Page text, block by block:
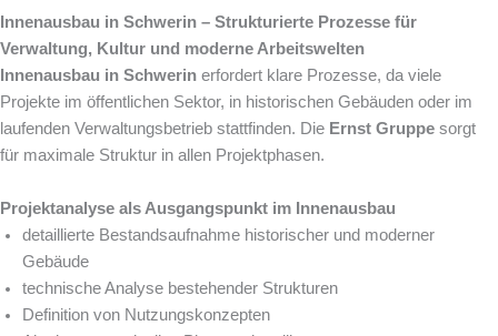
Innenausbau in Schwerin – Strukturierte Prozesse für
Verwaltung, Kultur und moderne Arbeitswelten
Innenausbau in Schwerin erfordert klare Prozesse, da viele
Projekte im öffentlichen Sektor, in historischen Gebäuden oder im
laufenden Verwaltungsbetrieb stattfinden. Die Ernst Gruppe sorgt
für maximale Struktur in allen Projektphasen.
Projektanalyse als Ausgangspunkt im Innenausbau
detaillierte Bestandsaufnahme historischer und moderner
Gebäude
technische Analyse bestehender Strukturen
Definition von Nutzungskonzepten